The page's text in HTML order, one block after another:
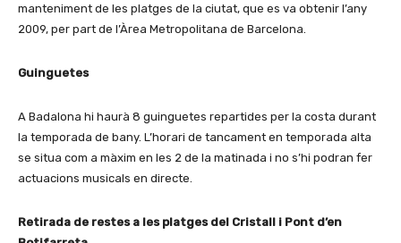
manteniment de les platges de la ciutat, que es va obtenir l’any
2009, per part de l’Àrea Metropolitana de Barcelona.
Guinguetes
A Badalona hi haurà 8 guinguetes repartides per la costa durant
la temporada de bany. L’horari de tancament en temporada alta
se situa com a màxim en les 2 de la matinada i no s’hi podran fer
actuacions musicals en directe.
Retirada de restes a les platges del Cristall i Pont d’en